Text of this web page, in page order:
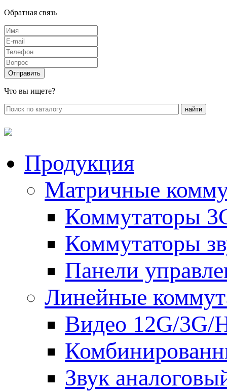
Обратная связь
Что вы ищете?
Продукция
Матричные
Коммутаторы
Коммутаторы
Панели
Линейные
Видео 12G/3G/
Звук